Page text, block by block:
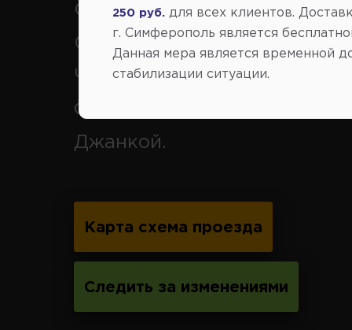
Симферополь и районы,
Севастополь, Ялта,
Черноморское, Саки,
Феодосия, Старый Крым,
Джанкой.
Карта схема проезда
Следить за изменениями
250 руб.
для всех клиентов.
г. Симферополь является
Данная мера является временной
стабилизации ситуации.